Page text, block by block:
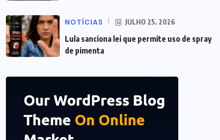
NOTÍCIAS JULHO 25, 2026
Lula sanciona lei que permite uso de spray
de pimenta